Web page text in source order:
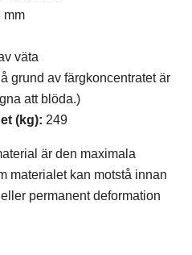
mm
väta
grund av färgkoncentratet är
att blöda.)
(kg): 249
är den maximala
materialet kan motstå innan
permanent deformation